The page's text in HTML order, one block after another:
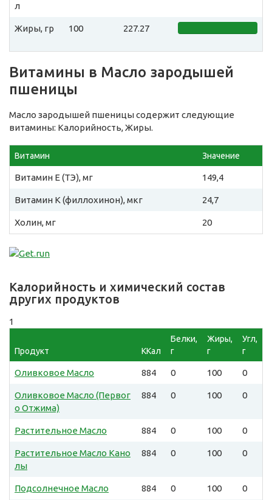
л
Жиры, гр 100 227.27
Витамины в Масло зародышей
пшеницы
Масло зародышей пшеницы содержит следующие
витамины: Калорийность, Жиры.
Витамин Значение
Витамин E (ТЭ), мг 149,4
Витамин К (филлохинон), мкг 24,7
Холин, мг 20
Калорийность и химический состав
других продуктов
1
Продукт ККал
Белки,
г
Жиры,
г
Угл,
г
Оливковое Масло 884 0 100 0
Оливковое Масло (Первог
о Отжима)
884 0 100 0
Растительное Масло 884 0 100 0
Растительное Масло Кано
лы
884 0 100 0
Подсолнечное Масло 884 0 100 0